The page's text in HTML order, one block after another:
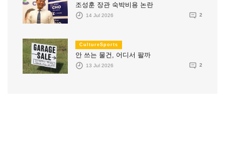
조성훈 장관 숙박비용 논란
14 Jul 2026 2
CultureSports
안 쓰는 물건, 어디서 팔까
13 Jul 2026 2